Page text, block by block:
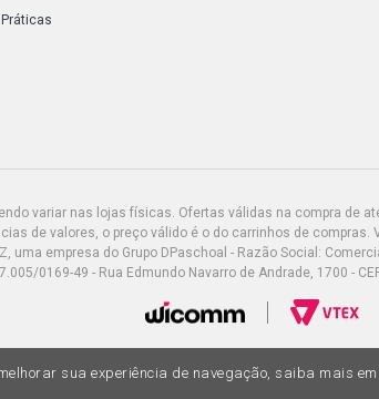
variar nas lojas físicas. Ofertas válidas na compra de
de valores, o preço válido é o do carrinhos de
uma empresa do Grupo DPaschoal - Razão Social:
0169-49 - Rua Edmundo Navarro de Andrade, 1700 -
sua experiência de navegação, saiba mais em